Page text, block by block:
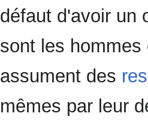
défaut d'avoir un
sont les
assument des
mêmes par leur